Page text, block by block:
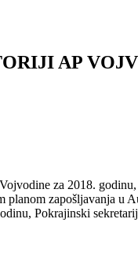
AP
za 2018.
planom zapošljavanja u
Pokrajinski